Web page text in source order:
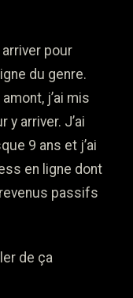
pour
du genre.
j’ai mis
y arriver. J’ai
9 ans et j’ai
en ligne dont
passifs
de ça